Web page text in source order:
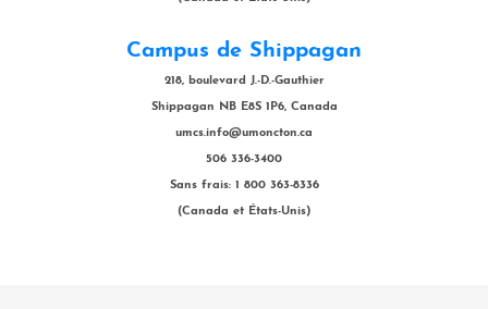
Campus de Shippagan
218, boulevard J.-D.-Gauthier
Shippagan NB E8S 1P6, Canada
umcs.info@umoncton.ca
506 336-3400
Sans frais: 1 800 363-8336
(Canada et États-Unis)